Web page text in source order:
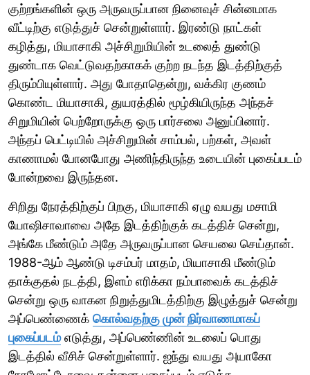
குற்றங்களின் ஒரு அருவருப்பான நினைவுச் சின்னமாக
வீட்டிற்கு எடுத்துச் சென்றுள்ளார். இரண்டு நாட்கள்
கழித்து, மியாசாகி அச்சிறுமியின் உடலைத் துண்டு
துண்டாக வெட்டுவதற்காகக் குற்ற நடந்த இடத்திற்குத்
திரும்பியுள்ளார். அது போதாதென்று, வக்கிர குணம்
கொண்ட மியாசாகி, துயரத்தில் மூழ்கியிருந்த அந்தச்
சிறுமியின் பெற்றோருக்கு ஒரு பார்சலை அனுப்பினார்.
அந்தப் பெட்டியில் அச்சிறுமின் சாம்பல், பற்கள், அவள்
காணாமல் போனபோது அணிந்திருந்த உடையின் புகைப்படம்
போன்றவை இருந்தன.
சிறிது நேரத்திற்குப் பிறகு, மியாசாகி ஏழு வயது மசாமி
யோஷிசாவாவை அதே இடத்திற்குக் கடத்திச் சென்று,
அங்கே மீண்டும் அதே அருவருப்பான செயலை செய்தான்.
1988-ஆம் ஆண்டு டிசம்பர் மாதம், மியாசாகி மீண்டும்
தாக்குதல் நடத்தி, இளம் எரிக்கா நம்பாவைக் கடத்திச்
சென்று ஒரு வாகன நிறுத்துமிடத்திற்கு இழுத்துச் சென்று
அப்பெண்ணைக் கொல்வதற்கு முன் நிர்வாணமாகப்
புகைப்படம்எடுத்து, அப்பெண்ணின் உடலைப் பொது
இடத்தில் வீசிச் சென்றுள்ளார். ஐந்து வயது அயாகோ